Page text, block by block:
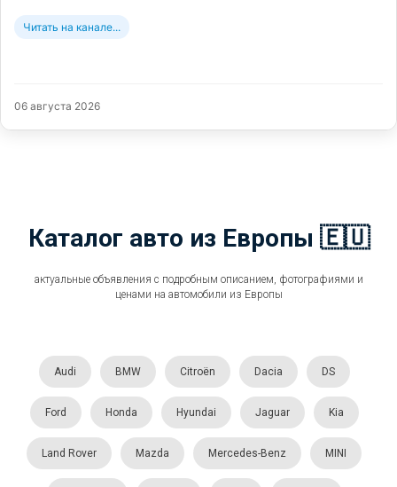
Читать на канале...
06 августа 2026
Каталог авто из Европы 🇪🇺
актуальные объявления с подробным описанием, фотографиями и
ценами на автомобили из Европы
Audi BMW Citroën Dacia DS
Ford Honda Hyundai Jaguar Kia
Land Rover Mazda Mercedes-Benz MINI